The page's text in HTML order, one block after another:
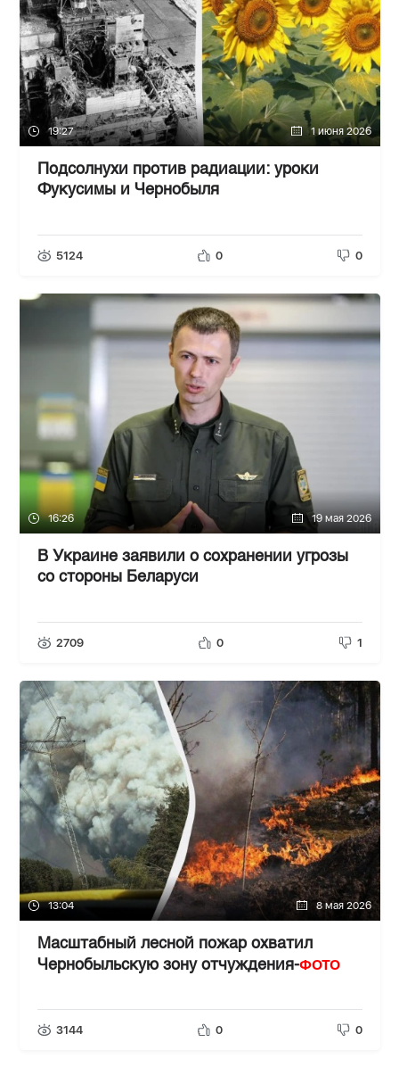
19:27 1 июня 2026
Подсолнухи против радиации: уроки
Фукусимы и Чернобыля
5124 0 0
16:26 19 мая 2026
В Украине заявили о сохранении угрозы
со стороны Беларуси
2709 0 1
13:04 8 мая 2026
Масштабный лесной пожар охватил
Чернобыльскую зону отчуждения-ФОТО
3144 0 0